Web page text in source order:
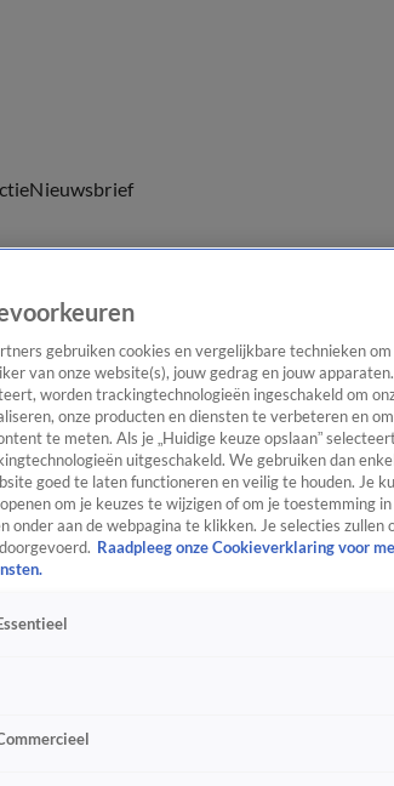
Nieuwsbrief
gebruiken cookies en vergelijkbare technieken
van onze website(s), jouw gedrag en jouw
worden trackingtechnologieën ingeschakeld om
onze producten en diensten te verbeteren en
te meten. Als je „Huidige keuze opslaan”
uitgeschakeld. We gebruiken dan
goed te laten functioneren en veilig te houden. Je
om je keuzes te wijzigen of om je toestemming
onder aan de webpagina te klikken. Je selecties zullen
Raadpleeg onze Cookieverklaring voor